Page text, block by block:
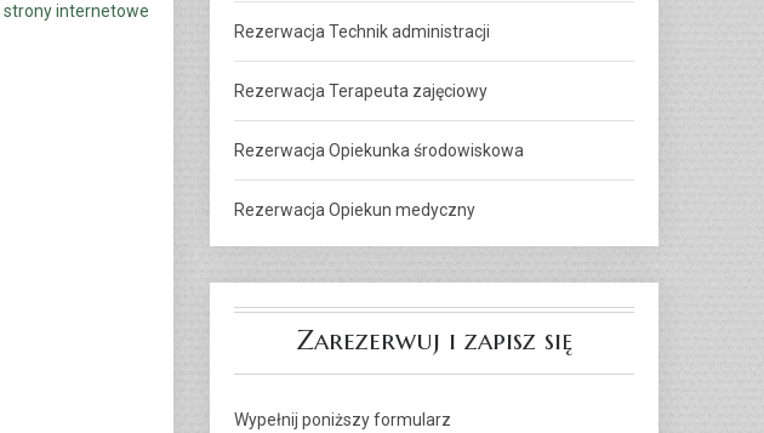
strony internetowe
Rezerwacja Technik administracji
Rezerwacja Terapeuta zajęciowy
Rezerwacja Opiekunka środowiskowa
Rezerwacja Opiekun medyczny
Zarezerwuj i zapisz się
Wypełnij poniższy formularz